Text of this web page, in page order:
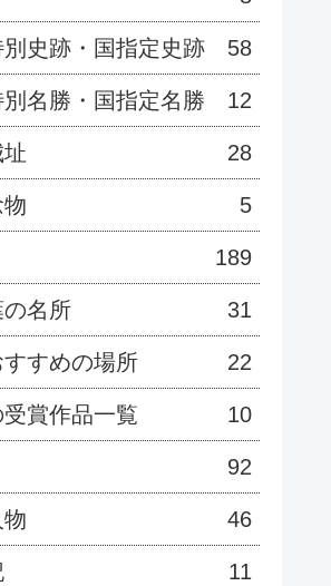
別史跡・国指定史跡 58
別名勝・国指定名勝 12
28
5
189
名所 31
すめの場所 22
賞作品一覧 10
92
46
11